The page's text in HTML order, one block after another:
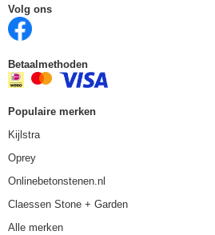
Volg ons
Betaalmethoden
Populaire merken
Kijlstra
Oprey
Onlinebetonstenen.nl
Claessen Stone + Garden
Alle merken